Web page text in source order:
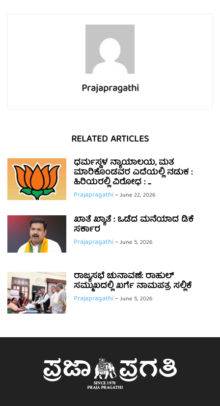
Prajapragathi
RELATED ARTICLES
ಧರ್ಮಸ್ಥಳ ನ್ಯಾಯಾಲಯ, ಮತ
ಮಾರಿಕೊಂಡವರ ಎದೆಯಲ್ಲಿ ನಡುಕ :
ಹಿರಿಯರಲ್ಲಿ ವಿರೋಧ : ...
Prajapragathi-June 22, 2026
ಖಾತೆ ಖ್ಯಾತೆ : ಒಡೆದ ಮನೆಯಾದ ಡಿಕೆ
ಸರ್ಕಾರ
Prajapragathi-June 5, 2026
ರಾಜ್ಯಸಭೆ ಚುನಾವಣೆ: ರಾಹುಲ್
ಸಮ್ಮುಖದಲ್ಲಿ ಖರ್ಗೆ ನಾಮಪತ್ರ ಸಲ್ಲಿಕೆ
Prajapragathi-June 5, 2026